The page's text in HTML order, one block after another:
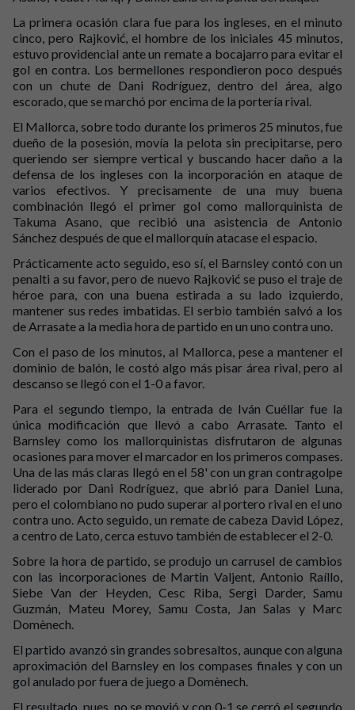
La primera ocasión clara fue para los ingleses, en el minuto
cinco, pero Rajković, el hombre de los iniciales 45 minutos,
estuvo providencial ante un remate a bocajarro para evitar el
gol en contra. Los bermellones respondieron poco después
con un chute de Dani Rodríguez, dentro del área, algo
escorado, que se marchó por encima de la portería rival.
El Mallorca, sobre todo durante los primeros 25 minutos, fue
dueño de la posesión, movía la pelota sin precipitarse, pero
queriendo ser siempre vertical y buscando hacer daño a la
defensa de los ingleses con la incorporación en ataque de
varios efectivos. Y precisamente de una muy buena
combinación llegó el primer gol como mallorquinista de
Takuma Asano, que recibió una asistencia de Antonio
Sánchez después de que el mallorquín atacase el espacio.
Prácticamente acto seguido, eso sí, el Barnsley contó con un
penalti a su favor, pero de nuevo Rajković se puso el traje de
héroe para, con una buena estirada a su lado izquierdo,
mantener sus redes imbatidas. El serbio también salvó a los
de Arrasate a la media hora de partido en un uno contra uno.
Con el paso de los minutos, al Mallorca, pese a mantener el
dominio de balón, le costó algo más pisar área rival, pero al
descanso se llegó con el 1-0 a favor.
Para el segundo tiempo, la entrada de Iván Cuéllar fue la
única modificación que llevó a cabo Arrasate. Tanto el
Barnsley como los mallorquinistas disfrutaron de algunas
ocasiones para mover el marcador en los primeros compases.
Una de las más claras llegó en el 58' con un gran contragolpe
liderado por Dani Rodríguez, que abrió para Daniel Luna,
pero el colombiano no pudo superar al portero rival en el uno
contra uno. Acto seguido, un remate de cabeza David López,
a centro de Lato, cerca estuvo también de establecer el 2-0.
Sobre la hora de partido, se produjo un carrusel de cambios
con las incorporaciones de Martin Valjent, Antonio Raíllo,
Siebe Van der Heyden, Cesc Riba, Sergi Darder, Samu
Guzmán, Mateu Morey, Samu Costa, Jan Salas y Marc
Domènech.
El partido avanzó sin grandes sobresaltos, aunque con alguna
aproximación del Barnsley en los compases finales y con un
gol anulado por fuera de juego a Domènech.
El resultado, pues, no se movió y con 0-1 se cerró el segundo